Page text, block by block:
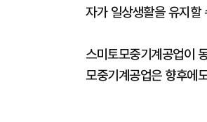
자가 일상생활을 유지할
스미토모중기계공업이
모중기계공업은 향후에